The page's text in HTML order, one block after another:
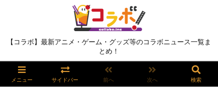
【コラボ】最新アニメ・ゲーム・グッズ等のコラボニュース一覧ま
とめ！
メニュー サイドバー 前へ 次へ 検索